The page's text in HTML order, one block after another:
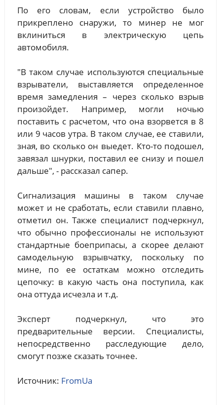
По его словам, если устройство было
прикреплено снаружи, то минер не мог
вклиниться в электрическую цепь
автомобиля.
"В таком случае используются специальные
взрыватели, выставляется определенное
время замедления – через сколько взрыв
произойдет. Например, могли ночью
поставить с расчетом, что она взорвется в 8
или 9 часов утра. В таком случае, ее ставили,
зная, во сколько он выедет. Кто-то подошел,
завязал шнурки, поставил ее снизу и пошел
дальше", - рассказал сапер.
Сигнализация машины в таком случае
может и не сработать, если ставили плавно,
отметил он. Также специалист подчеркнул,
что обычно профессионалы не используют
стандартные боеприпасы, а скорее делают
самодельную взрывчатку, поскольку по
мине, по ее остаткам можно отследить
цепочку: в какую часть она поступила, как
она оттуда исчезла и т.д.
Эксперт подчеркнул, что это
предварительные версии. Специалисты,
непосредственно расследующие дело,
смогут позже сказать точнее.
Источник: FromUa